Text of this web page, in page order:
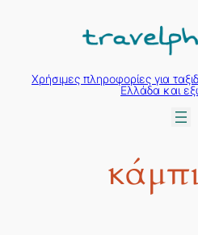
περιεχόμενο
Χρήσιμες πληροφορίες για
Ελλάδα και